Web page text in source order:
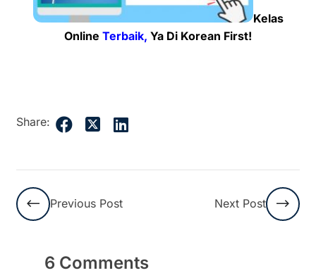
Kelas
Online Terbaik, Ya Di Korean First!
Share:
Previous Post Next Post
6 Comments